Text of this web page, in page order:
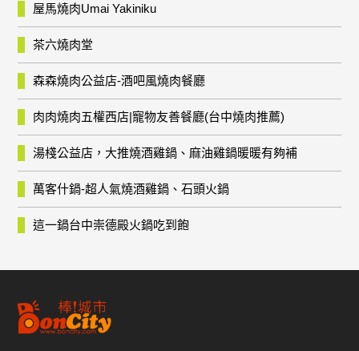
屋馬燒肉Umai Yakiniku
茶六燒肉堂
森森燒肉公益店-酒吧風燒肉餐廳
肉肉燒肉五權西店|寵物友善餐廳(台中燒肉推薦)
湯棧公益店，大推燒酒雞鍋、麻油雞鍋暖暖有夠補
萬客什鍋-超人氣燒酒雞鍋、石頭火鍋
這一鍋台中崇德殿火鍋吃到飽